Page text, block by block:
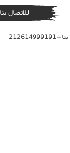
للاتصال بنا